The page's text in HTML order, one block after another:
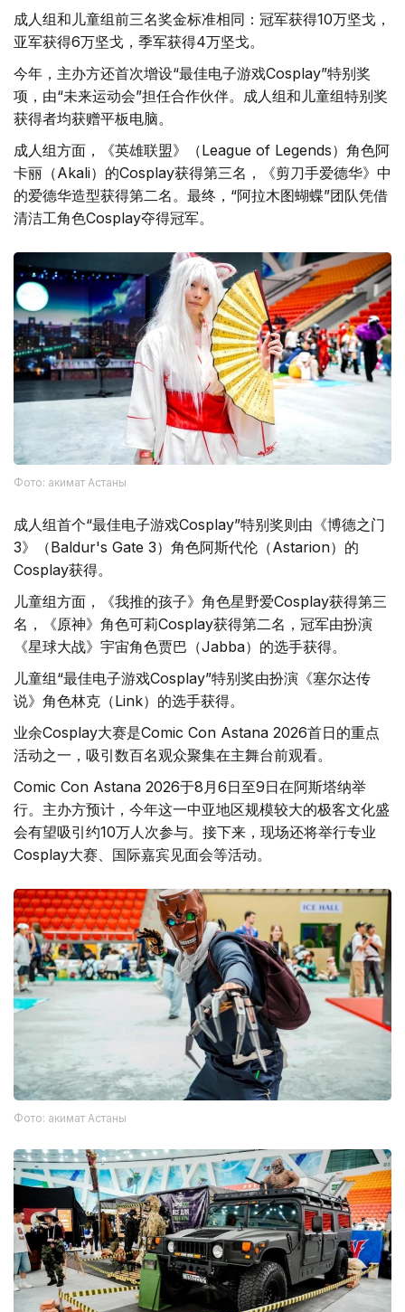
成人组和儿童组前三名奖金标准相同：冠军获得10万坚戈，
亚军获得6万坚戈，季军获得4万坚戈。
今年，主办方还首次增设“最佳电子游戏Cosplay”特别奖
项，由“未来运动会”担任合作伙伴。成人组和儿童组特别奖
获得者均获赠平板电脑。
成人组方面，《英雄联盟》（League of Legends）角色阿
卡丽（Akali）的Cosplay获得第三名，《剪刀手爱德华》中
的爱德华造型获得第二名。最终，“阿拉木图蝴蝶”团队凭借
清洁工角色Cosplay夺得冠军。
Фото: акимат Астаны
成人组首个“最佳电子游戏Cosplay”特别奖则由《博德之门
3》（Baldur's Gate 3）角色阿斯代伦（Astarion）的
Cosplay获得。
儿童组方面，《我推的孩子》角色星野爱Cosplay获得第三
名，《原神》角色可莉Cosplay获得第二名，冠军由扮演
《星球大战》宇宙角色贾巴（Jabba）的选手获得。
儿童组“最佳电子游戏Cosplay”特别奖由扮演《塞尔达传
说》角色林克（Link）的选手获得。
业余Cosplay大赛是Comic Con Astana 2026首日的重点
活动之一，吸引数百名观众聚集在主舞台前观看。
Comic Con Astana 2026于8月6日至9日在阿斯塔纳举
行。主办方预计，今年这一中亚地区规模较大的极客文化盛
会有望吸引约10万人次参与。接下来，现场还将举行专业
Cosplay大赛、国际嘉宾见面会等活动。
Фото: акимат Астаны